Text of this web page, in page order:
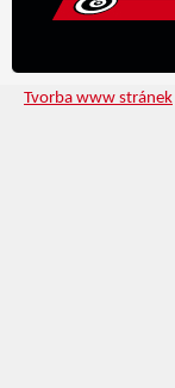
Tvorba www stránek